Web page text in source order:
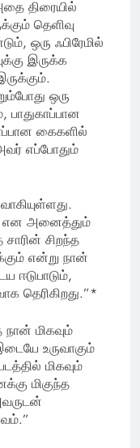
திரையில்
தெளிவு
ஒரு ஃபிரேமில்
இருக்க
ஒரு
பாதுகாப்பான
கைகளில்
எப்போதும்
என அனைத்தும்
சிறந்த
என்று நான்
ஈடுபாடும்,
தெரிகிறது.”*
மிகவும்
உருவாகும்
மிகவும்
மிகுந்த